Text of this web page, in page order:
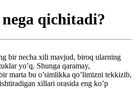
qichitadi?
bir necha xili mavjud, biroq ularning
yo’q. Shunga qaramay,
marta bu o’simlikka qo’limizni tekkizib,
xillari orasida eng ko’p